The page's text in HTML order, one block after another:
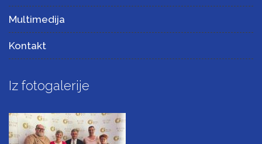
Multimedija
Kontakt
Iz fotogalerije